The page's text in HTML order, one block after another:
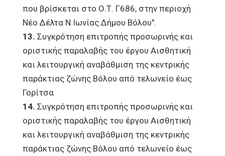
που βρίσκεται στο Ο.Τ. Γ686, στην περιοχή
Νέο Δέλτα Ν.Ιωνίας Δήμου Βόλου".
13. Συγκρότηση επιτροπής προσωρινής και
οριστικής παραλαβής του έργου Αισθητική
και λειτουργική αναβάθμιση της κεντρικής
παράκτιας ζώνης Βόλου από τελωνείο έως
Γορίτσα
14. Συγκρότηση επιτροπής προσωρινής και
οριστικής παραλαβής του έργου Αισθητική
και λειτουργική αναβάθμιση της κεντρικής
παράκτιας ζώνης Βόλου από τελωνείο έως